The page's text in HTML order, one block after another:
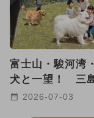
2025年10月
2026年8月
イルミネー
2024年7月の
富士山・駿河湾
犬と一望！ 三
ークに絶景ドッ
2026-07-03